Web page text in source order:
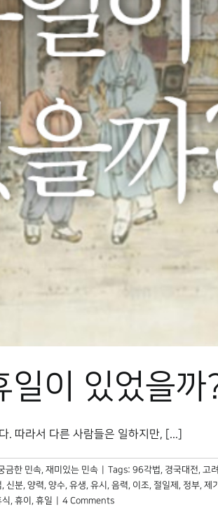
일이 있었을까
. 따라서 다른 사람들은 일하지만, [...]
금한 민속, 재미있는 민속 Tags: 96각법, 경국대전, 고려
, 신분, 양력, 양수, 유생, 유시 , 음력, 이조, 절일제 , 정부, 제
식, 휴이 , 휴일 4 Comments